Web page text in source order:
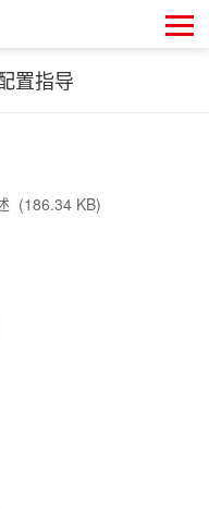
置指导
(186.34 KB)